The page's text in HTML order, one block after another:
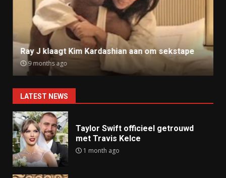
Ray J klaagt Kim Kardashian aan om sekstape
9 months ago
LATEST NEWS
Taylor Swift officieel getrouwd
met Travis Kelce
1 month ago